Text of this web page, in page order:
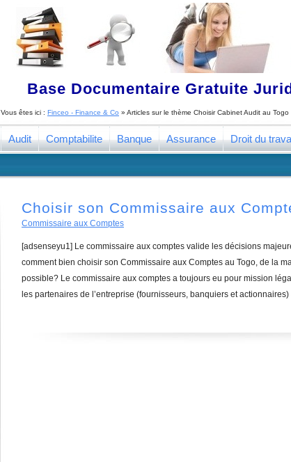
Base Documentaire Gratuite
Vous êtes ici : Finceo - Finance & Co » Articles sur le thème Choisir Cabinet Audit au Togo
Audit Comptabilite Banque Assurance Droit du
Choisir son Commissaire aux
Commissaire aux Comptes
[adsenseyu1] Le commissaire aux comptes valide les décisions
comment bien choisir son Commissaire aux Comptes au Togo, de la
possible? Le commissaire aux comptes a toujours eu pour mission
les partenaires de l’entreprise (fournisseurs, banquiers et